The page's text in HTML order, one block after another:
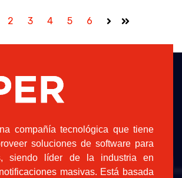
2 3 4 5 6
Siguiente
Última
compañía tecnológica que tiene
soluciones de software para
siendo líder de la industria en
masivas. Está basada